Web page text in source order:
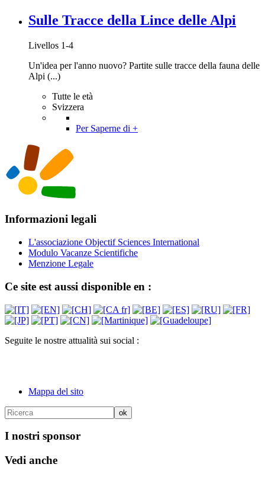
Sulle Tracce della Lince delle Alpi
Livellos 1-4
Un'idea per l'anno nuovo? Partite sulle tracce della fauna delle
Alpi (...)
Tutte le età
Svizzera
Per Saperne di +
Informazioni legali
L'associazione Objectif Sciences International
Modulo Vacanze Scientifiche
Menzione Legale
Ce site est aussi disponible en :
Seguite le nostre attualità sui social :
Mappa del sito
I nostri sponsor
Vedi anche